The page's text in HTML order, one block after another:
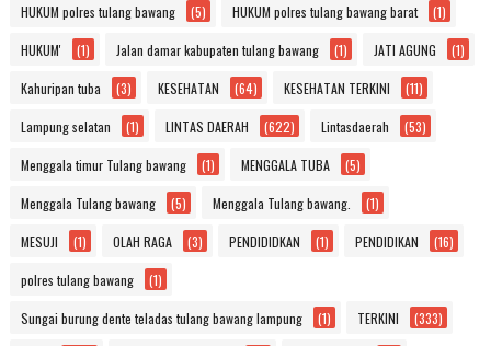
HUKUM polres tulang bawang (5) HUKUM polres tulang bawang barat (1)
HUKUM' (1) Jalan damar kabupaten tulang bawang (1) JATI AGUNG (1)
Kahuripan tuba (3) KESEHATAN (64) KESEHATAN TERKINI (11)
Lampung selatan (1) LINTAS DAERAH (622) Lintasdaerah (53)
Menggala timur Tulang bawang (1) MENGGALA TUBA (5)
Menggala Tulang bawang (5) Menggala Tulang bawang. (1)
MESUJI (1) OLAH RAGA (3) PENDIDIDKAN (1) PENDIDIKAN (16)
polres tulang bawang (1)
Sungai burung dente teladas tulang bawang lampung (1) TERKINI (333)